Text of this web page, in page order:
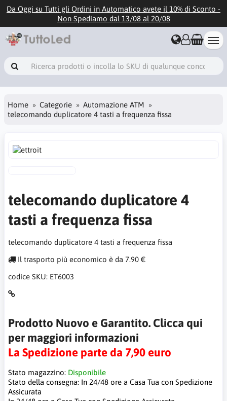
Da Oggi su Tutti gli Ordini in Automatico avete il 10% di Sconto -
Non Spediamo dal 13/08 al 20/08
Home Categorie
Automazione ATM
telecomando duplicatore 4 tasti a frequenza fissa
telecomando duplicatore 4
tasti a frequenza fissa
telecomando duplicatore 4 tasti a frequenza fissa
Il trasporto più economico è da 7.90 €
codice SKU: ET6003
Prodotto Nuovo e Garantito. Clicca qui
per maggiori informazioni
La Spedizione parte da 7,90 euro
Stato magazzino: Disponibile
Stato della consegna: In 24/48 ore a Casa Tua con Spedizione
Assicurata